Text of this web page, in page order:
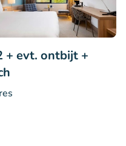
+ evt. ontbijt +